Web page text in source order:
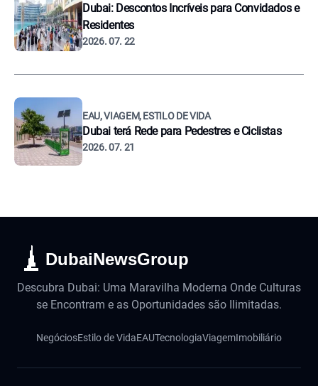
Dubai: Descontos Incríveis para Convidados e
Residentes
2026. 07. 22
EAU, VIAGEM, ESTILO DE VIDA
Dubai terá Rede para Pedestres e Ciclistas
2026. 07. 21
DubaiNewsGroup
Descubra Dubai: Uma Maravilha Moderna Onde Culturas
se Encontram e as Oportunidades são Ilimitadas.
NegóciosEstilo de VidaEAUTecnologiaViagemImobiliário